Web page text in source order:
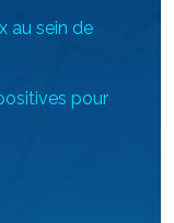
au sein de
pour